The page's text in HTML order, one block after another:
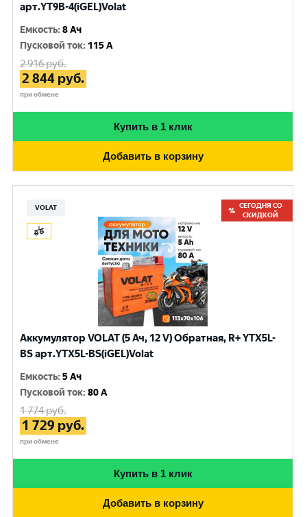
арт.YT9B-4(iGEL)Volat
Емкость:8 Ач
Пусковой ток: 115 A
2 916руб.
2 844 руб.
при обмене
Купить в 1 клик
Добавить в корзину
VOLAT
СЕГОДНЯ СО
СКИДКОЙ
Аккумулятор VOLAT (5 Ач, 12 V) Обратная, R+ YTX5L-
BS арт.YTX5L-BS(iGEL)Volat
Емкость:5 Ач
Пусковой ток:80 A
1 774руб.
1 729 руб.
при обмене
Купить в 1 клик
Добавить в корзину